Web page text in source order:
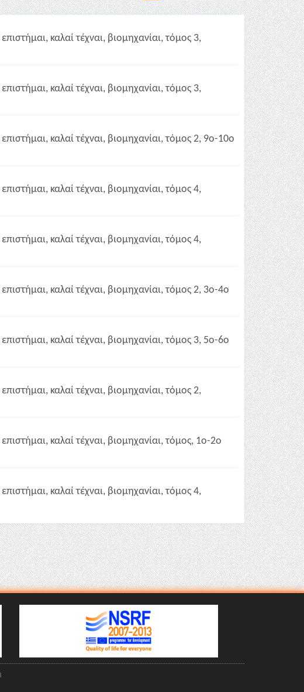
καλαί τέχναι, βιομηχανίαι, τόμος 3,
καλαί τέχναι, βιομηχανίαι, τόμος 3,
καλαί τέχναι, βιομηχανίαι, τόμος 2, 9ο-10ο
καλαί τέχναι, βιομηχανίαι, τόμος 4,
καλαί τέχναι, βιομηχανίαι, τόμος 4,
καλαί τέχναι, βιομηχανίαι, τόμος 2, 3ο-4ο
καλαί τέχναι, βιομηχανίαι, τόμος 3, 5ο-6ο
καλαί τέχναι, βιομηχανίαι, τόμος 2,
καλαί τέχναι, βιομηχανίαι, τόμος, 1ο-2ο
καλαί τέχναι, βιομηχανίαι, τόμος 4,